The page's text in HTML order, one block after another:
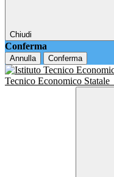
Chiudi
Conferma
Annulla Conferma
Tecnico Economico Statale